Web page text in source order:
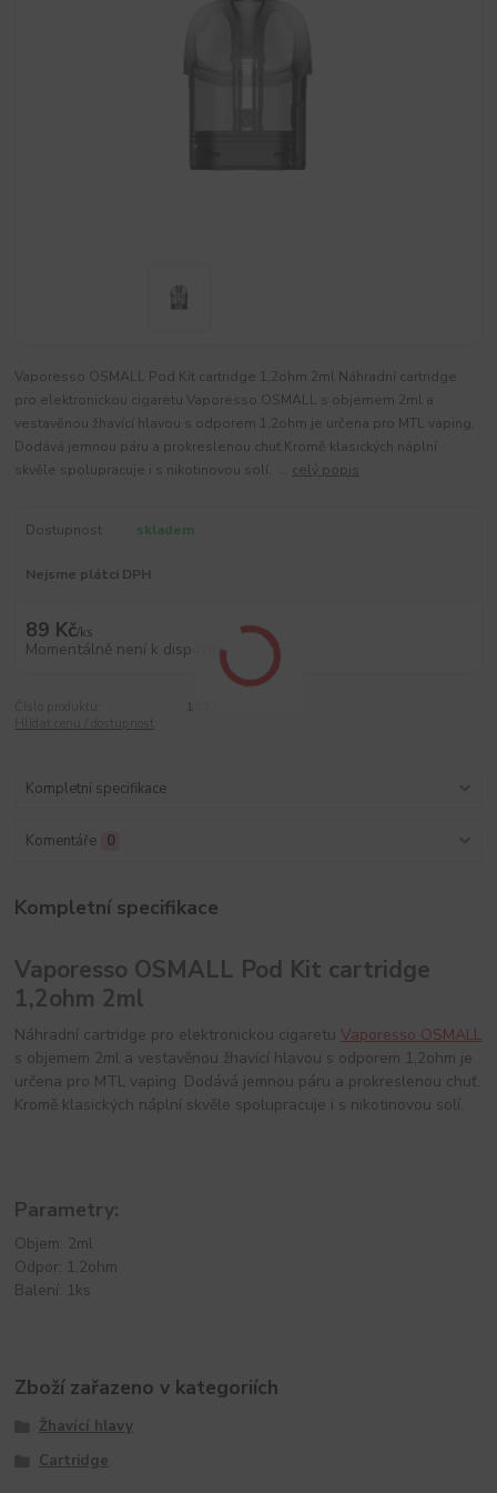
Vaporesso OSMALL Pod Kit cartridge 1,2ohm 2ml Náhradní cartridge
pro elektronickou cigaretu Vaporesso OSMALL s objemem 2ml a
vestavěnou žhavící hlavou s odporem 1,2ohm je určena pro MTL vaping.
Dodává jemnou páru a prokreslenou chuť.Kromě klasických náplní
skvěle spolupracuje i s nikotinovou solí. ... celý popis
Dostupnost skladem
Nejsme plátci DPH
89 Kč/ks
Momentálně není k dispozici
Kompletní specifikace
Komentáře 0
Kompletní specifikace
Vaporesso OSMALL Pod Kit cartridge
1,2ohm 2ml
Náhradní cartridge pro elektronickou cigaretuVaporesso OSMALL
s objemem 2ml a vestavěnou žhavící hlavou s odporem 1,2ohm je
určena pro MTL vaping. Dodává jemnou páru a prokreslenou chuť.
Kromě klasických náplní skvěle spolupracuje i s nikotinovou solí.
Parametry:
Objem: 2ml
Odpor: 1,2ohm
Balení: 1ks
Zboží zařazeno v kategoriích
Žhavící hlavy
Cartridge